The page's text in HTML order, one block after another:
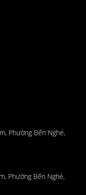
Phường Bến Nghé,
Phường Bến Nghé,